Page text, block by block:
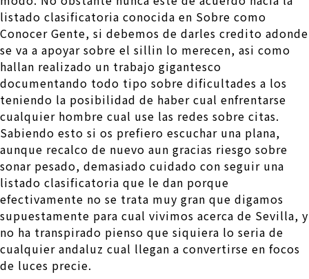
listado clasificatoria conocida en Sobre como
Conocer Gente, si debemos de darles credito adonde
se va a apoyar sobre el silli­n lo merecen, asi­ como
hallan realizado un trabajo gigantesco
documentando todo tipo sobre dificultades a los
teniendo la posibilidad de haber cual enfrentarse
cualquier hombre cual use las redes sobre citas.
Sabiendo esto si os prefiero escuchar una plana,
aunque recalco de nuevo aun gracias riesgo sobre
sonar pesado, demasiado cuidado con seguir una
listado clasificatoria que le dan porque
efectivamente no se trata muy gran que digamos
supuestamente para cual vivimos acerca de Sevilla, y
no ha transpirado pienso que siquiera lo seri­a de
cualquier andaluz cual llegan a convertirse en focos
de luces precie.